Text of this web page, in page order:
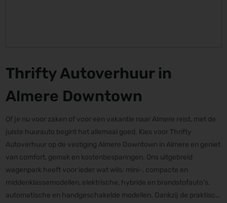
Thrifty Autoverhuur in
Almere Downtown
Of je nu voor zaken of voor een vakantie naar Almere reist, met de
juiste huurauto begint het allemaal goed. Kies voor Thrifty
Autoverhuur op de vestiging Almere Downtown in Almere en geniet
van comfort, gemak en kostenbesparingen. Ons uitgebreid
wagenpark heeft voor ieder wat wils: mini-, compacte en
middenklassemodellen, elektrische, hybride en brandstofauto's,
automatische en handgeschakelde modellen. Dankzij de praktisch